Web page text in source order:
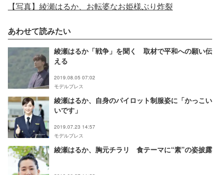
【写真】綾瀬はるか、お転婆なお姫様ぶり炸裂
あわせて読みたい
綾瀬はるか「戦争」を聞く 取材で平和への願い伝
える
2019.08.05 07:02
モデルプレス
綾瀬はるか、自身のパイロット制服姿に「かっこい
いです」
2019.07.23 14:57
モデルプレス
綾瀬はるか、胸元チラリ 食テーマに“素”の姿披露